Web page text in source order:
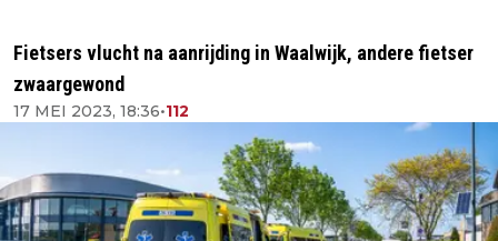
Fietsers vlucht na aanrijding in Waalwijk, andere fietser
zwaargewond
17 MEI 2023, 18:36•112